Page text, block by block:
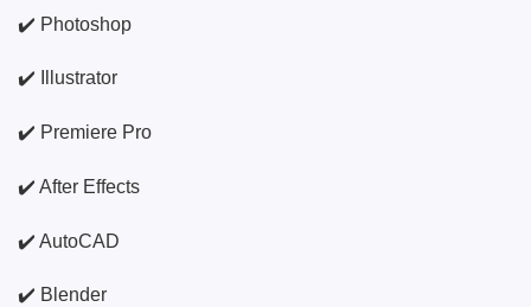
✔️ Photoshop
✔️ Illustrator
✔️ Premiere Pro
✔️ After Effects
✔️ AutoCAD
✔️ Blender